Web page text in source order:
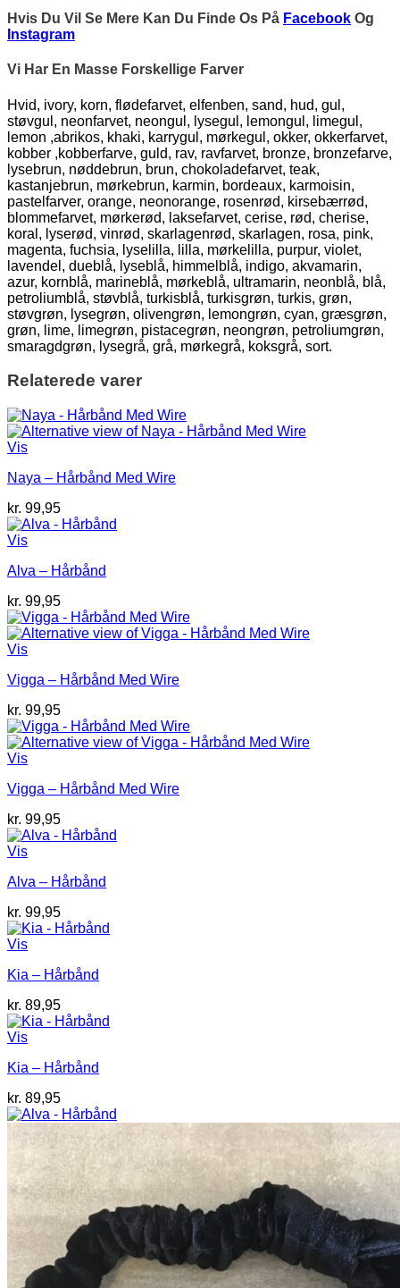
Hvis Du Vil Se Mere Kan Du Finde Os På Facebook Og
Instagram
Vi Har En Masse Forskellige Farver
Hvid, ivory, korn, flødefarvet, elfenben, sand, hud, gul,
støvgul, neonfarvet, neongul, lysegul, lemongul, limegul,
lemon ,abrikos, khaki, karrygul, mørkegul, okker, okkerfarvet,
kobber ,kobberfarve, guld, rav, ravfarvet, bronze, bronzefarve,
lysebrun, nøddebrun, brun, chokoladefarvet, teak,
kastanjebrun, mørkebrun, karmin, bordeaux, karmoisin,
pastelfarver, orange, neonorange, rosenrød, kirsebærrød,
blommefarvet, mørkerød, laksefarvet, cerise, rød, cherise,
koral, lyserød, vinrød, skarlagenrød, skarlagen, rosa, pink,
magenta, fuchsia, lyselilla, lilla, mørkelilla, purpur, violet,
lavendel, dueblå, lyseblå, himmelblå, indigo, akvamarin,
azur, kornblå, marineblå, mørkeblå, ultramarin, neonblå, blå,
petroliumblå, støvblå, turkisblå, turkisgrøn, turkis, grøn,
støvgrøn, lysegrøn, olivengrøn, lemongrøn, cyan, græsgrøn,
grøn, lime, limegrøn, pistacegrøn, neongrøn, petroliumgrøn,
smaragdgrøn, lysegrå, grå, mørkegrå, koksgrå, sort.
Relaterede varer
Vis
Naya – Hårbånd Med Wire
kr. 99,95
Vis
Alva – Hårbånd
kr. 99,95
Vis
Vigga – Hårbånd Med Wire
kr. 99,95
Vis
Vigga – Hårbånd Med Wire
kr. 99,95
Vis
Alva – Hårbånd
kr. 99,95
Vis
Kia – Hårbånd
kr. 89,95
Vis
Kia – Hårbånd
kr. 89,95